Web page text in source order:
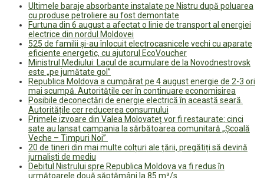
Ultimele baraje absorbante instalate pe Nistru după poluarea
cu produse petroliere au fost demontate
Furtuna din 6 august a afectat o linie de transport al energiei
electrice din nordul Moldovei
525 de familii și-au înlocuit electrocasnicele vechi cu aparate
eficiente energetic, cu ajutorul EcoVoucher
Ministrul Mediului: Lacul de acumulare de la Novodnestrovsk
este „pe jumătate gol”
Republica Moldova a cumpărat pe 4 august energie de 2-3 ori
mai scumpă. Autoritățile cer în continuare economisirea
Posibile deconectări de energie electrică în această seară.
Autoritățile cer reducerea consumului
Primele izvoare din Valea Molovateț vor fi restaurate: cinci
sate au lansat campania la sărbătoarea comunitară „Școală
Veche – Timpuri Noi”
20 de tineri din mai multe colțuri ale țării, pregătiți să devină
jurnaliști de mediu
Debitul Nistrului spre Republica Moldova va fi redus în
următoarele două săptămâni la 85 m³/s